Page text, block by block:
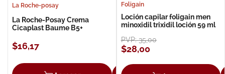
La Roche-posay
La Roche-Posay Crema
Cicaplast Baume B5+
$16,17
Foligain
Loción capilar foligain men
minoxidil trixidil loción 59 ml
PVP:35,00
$28,00